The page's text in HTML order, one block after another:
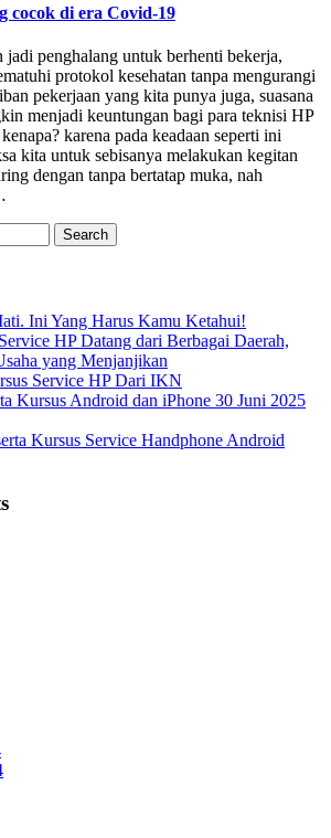
cocok di era Covid-19
penghalang untuk berhenti bekerja,
protokol kesehatan tanpa mengurangi
pekerjaan yang kita punya juga, suasana
menjadi keuntungan bagi para teknisi HP
karena pada keadaan seperti ini
kita untuk sebisanya melakukan kegitan
dengan tanpa bertatap muka, nah
Ini Yang Harus Kamu Ketahui!
HP Datang dari Berbagai Daerah,
yang Menjanjikan
Service HP Dari IKN
Kursus Android dan iPhone 30 Juni 2025
Kursus Service Handphone Android